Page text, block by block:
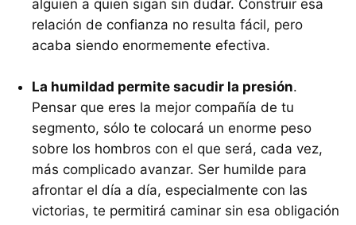
alguien a quien sigan sin dudar. Construir esa
relación de confianza no resulta fácil, pero
acaba siendo enormemente efectiva.
La humildad permite sacudir la presión.
Pensar que eres la mejor compañía de tu
segmento, sólo te colocará un enorme peso
sobre los hombros con el que será, cada vez,
más complicado avanzar. Ser humilde para
afrontar el día a día, especialmente con las
victorias, te permitirá caminar sin esa obligación